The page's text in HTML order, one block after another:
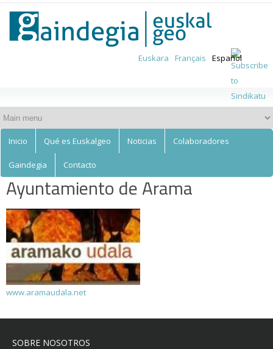
main
content
Euskalgeo
Euskara Français Español
Inicio Qué es Euskalgeo Noticias Colaboradores
Gaindegia Contacto
Ayuntamiento de Arama
www.aramaudala.net
SOBRE NOSOTROS